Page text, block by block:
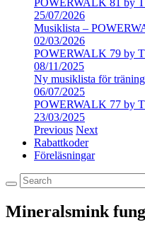
POWERWALK 81 by
25/07/2026
Musiklista –
02/03/2026
POWERWALK 79 by
08/11/2025
Ny musiklista för träning
06/07/2025
POWERWALK 77 by
23/03/2025
Previous Next
Rabattkoder
Föreläsningar
Mineralsmink